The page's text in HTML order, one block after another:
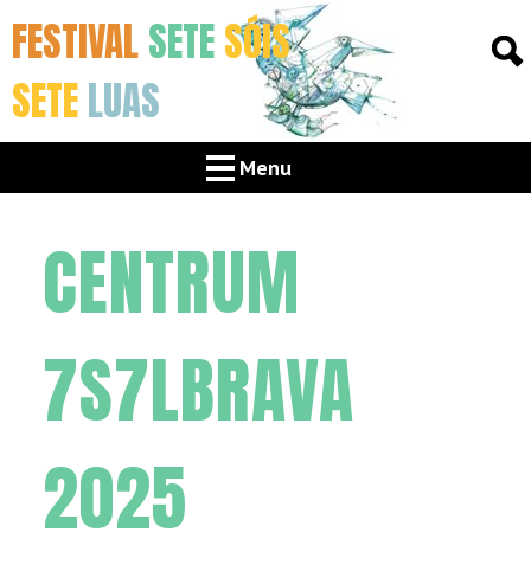
FESTIVALSETESÓIS
SETELUAS
Menu
CENTRUM
7S7LBRAVA
2025